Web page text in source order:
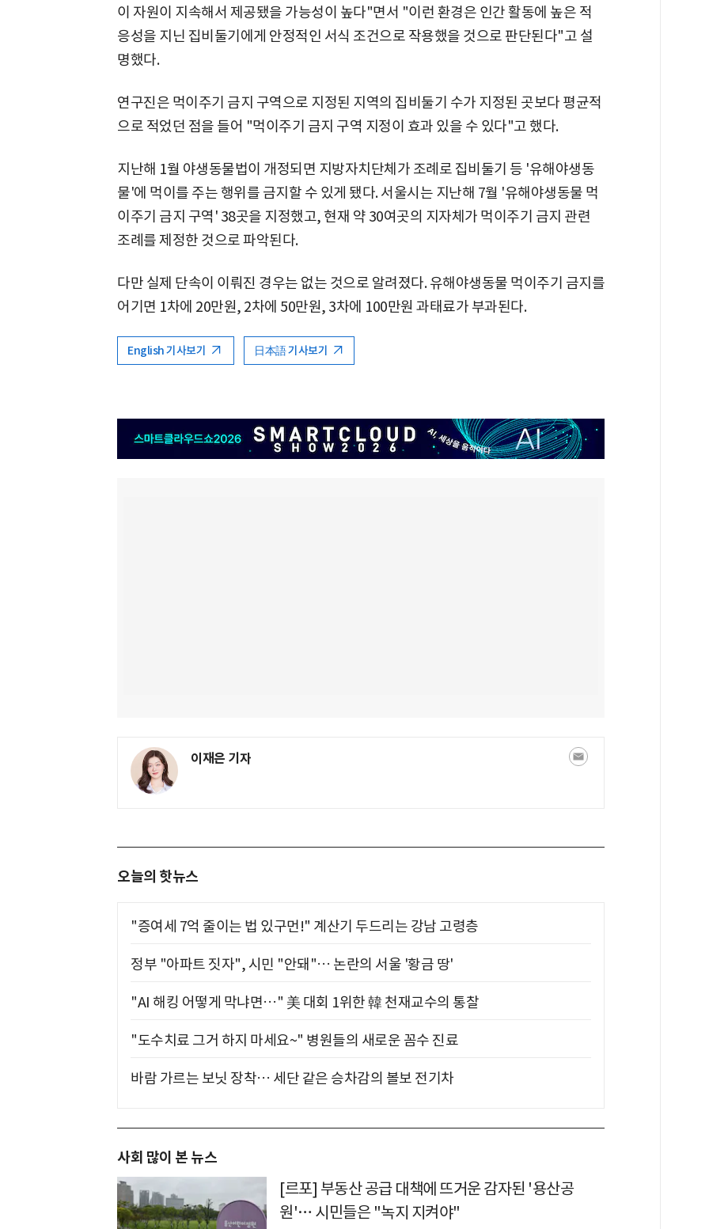
이 자원이 지속해서 제공됐을 가능성이 높다"면서 "이런 환경은 인간 활동에 높은 적
응성을 지닌 집비둘기에게 안정적인 서식 조건으로 작용했을 것으로 판단된다"고 설
명했다.
연구진은 먹이주기 금지 구역으로 지정된 지역의 집비둘기 수가 지정된 곳보다 평균적
으로 적었던 점을 들어 "먹이주기 금지 구역 지정이 효과 있을 수 있다"고 했다.
지난해 1월 야생동물법이 개정되면 지방자치단체가 조례로 집비둘기 등 '유해야생동
물'에 먹이를 주는 행위를 금지할 수 있게 됐다. 서울시는 지난해 7월 '유해야생동물 먹
이주기 금지 구역' 38곳을 지정했고, 현재 약 30여곳의 지자체가 먹이주기 금지 관련
조례를 제정한 것으로 파악된다.
다만 실제 단속이 이뤄진 경우는 없는 것으로 알려졌다. 유해야생동물 먹이주기 금지를
어기면 1차에 20만원, 2차에 50만원, 3차에 100만원 과태료가 부과된다.
English 기사보기 日本語 기사보기
이재은 기자
오늘의 핫뉴스
"증여세 7억 줄이는 법 있구먼!" 계산기 두드리는 강남 고령층
정부 "아파트 짓자", 시민 "안돼"… 논란의 서울 '황금 땅'
"AI 해킹 어떻게 막냐면…" 美 대회 1위한 韓 천재교수의 통찰
"도수치료 그거 하지 마세요~" 병원들의 새로운 꼼수 진료
바람 가르는 보닛 장착… 세단 같은 승차감의 볼보 전기차
사회 많이 본 뉴스
[르포] 부동산 공급 대책에 뜨거운 감자된 '용산공
원'… 시민들은 "녹지 지켜야"